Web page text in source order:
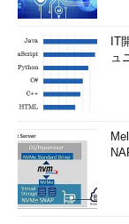
IT
ュ